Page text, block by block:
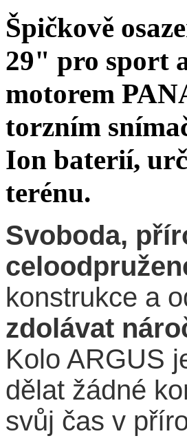
Špičkově
29" pro sport
motorem
torzním
Ion baterií,
terénu.
Svoboda,
konstrukce a
zdolávat
Kolo ARGUS
dělat žádné
svůj čas v